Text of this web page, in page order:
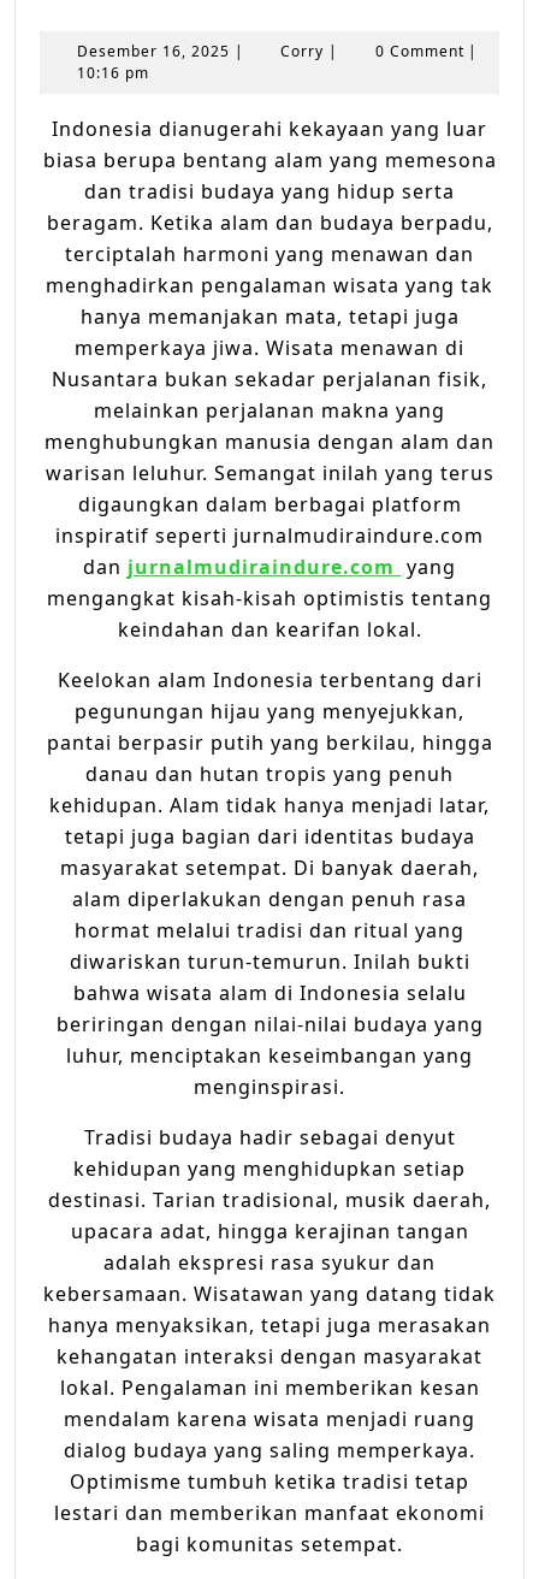
Alam
Budaya
dalam
Wisata
Desember 16, 2025 Desember
| Corry Corry
| 0 Comment |
10:16 pm
Indonesia dianugerahi kekayaan yang luar
biasa berupa bentang alam yang memesona
dan tradisi budaya yang hidup serta
beragam. Ketika alam dan budaya berpadu,
terciptalah harmoni yang menawan dan
menghadirkan pengalaman wisata yang tak
hanya memanjakan mata, tetapi juga
memperkaya jiwa. Wisata menawan di
Nusantara bukan sekadar perjalanan fisik,
melainkan perjalanan makna yang
menghubungkan manusia dengan alam dan
warisan leluhur. Semangat inilah yang terus
digaungkan dalam berbagai platform
inspiratif seperti jurnalmudiraindure.com
dan jurnalmudiraindure.com yang
mengangkat kisah-kisah optimistis tentang
keindahan dan kearifan lokal.
Keelokan alam Indonesia terbentang dari
pegunungan hijau yang menyejukkan,
pantai berpasir putih yang berkilau, hingga
danau dan hutan tropis yang penuh
kehidupan. Alam tidak hanya menjadi latar,
tetapi juga bagian dari identitas budaya
masyarakat setempat. Di banyak daerah,
alam diperlakukan dengan penuh rasa
hormat melalui tradisi dan ritual yang
diwariskan turun-temurun. Inilah bukti
bahwa wisata alam di Indonesia selalu
beriringan dengan nilai-nilai budaya yang
luhur, menciptakan keseimbangan yang
menginspirasi.
Tradisi budaya hadir sebagai denyut
kehidupan yang menghidupkan setiap
destinasi. Tarian tradisional, musik daerah,
upacara adat, hingga kerajinan tangan
adalah ekspresi rasa syukur dan
kebersamaan. Wisatawan yang datang tidak
hanya menyaksikan, tetapi juga merasakan
kehangatan interaksi dengan masyarakat
lokal. Pengalaman ini memberikan kesan
mendalam karena wisata menjadi ruang
dialog budaya yang saling memperkaya.
Optimisme tumbuh ketika tradisi tetap
lestari dan memberikan manfaat ekonomi
bagi komunitas setempat.